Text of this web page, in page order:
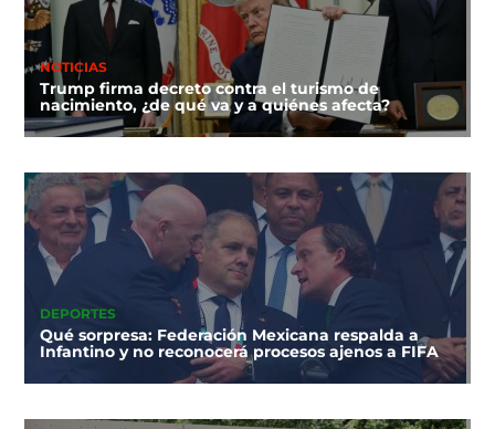
NOTICIAS
Trump firma decreto contra el turismo de
nacimiento, ¿de qué va y a quiénes afecta?
DEPORTES
Qué sorpresa: Federación Mexicana respalda a
Infantino y no reconocerá procesos ajenos a FIFA